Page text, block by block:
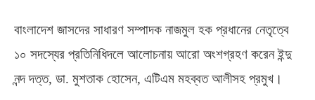
বাংলাদেশ জাসদের সাধারণ সম্পাদক নাজমুল হক প্রধানের নেতৃত্বে
১০ সদস্যের প্রতিনিধিদলে আলোচনায় আরো অংশগ্রহণ করেন ইন্দু
নন্দ দত্ত, ডা. মুশতাক হোসেন, এটিএম মহব্বত আলীসহ প্রমুখ।